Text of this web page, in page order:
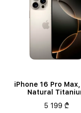
iPhone 16 Pro Max,
Natural
5 199 ₾